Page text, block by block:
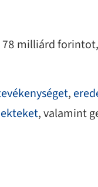
78 milliárd
,
, valamint